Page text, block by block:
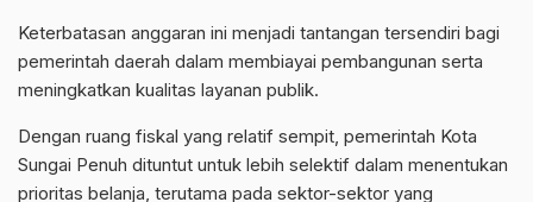
Keterbatasan anggaran ini menjadi tantangan tersendiri bagi
pemerintah daerah dalam membiayai pembangunan serta
meningkatkan kualitas layanan publik.
Dengan ruang fiskal yang relatif sempit, pemerintah Kota
Sungai Penuh dituntut untuk lebih selektif dalam menentukan
prioritas belanja, terutama pada sektor-sektor yang